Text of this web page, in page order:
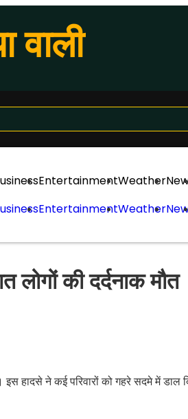
वाली
EntertainmentWeather
EntertainmentWeather
की दर्दनाक मौत
इस हादसे ने कई परिवारों को गहरे सदमे में